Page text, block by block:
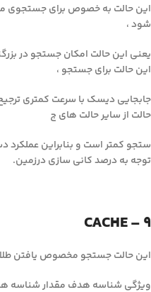
این حالت به خصوص برای جستجوی
شود ،
یعنی این حالت امکان جستجو در
این حالت برای جستجو ،
جابجایی دیسک با سرعت کمتری
حالت از سایر حالت های ج
ستجو کمتر است و بنابراین عملکرد
توجه به درصد کانی سازی درزمین.
9 – CACHE
این حالت جستجو مخصوص یافتن
ویژگی شناسه هدف مقدار شناسه